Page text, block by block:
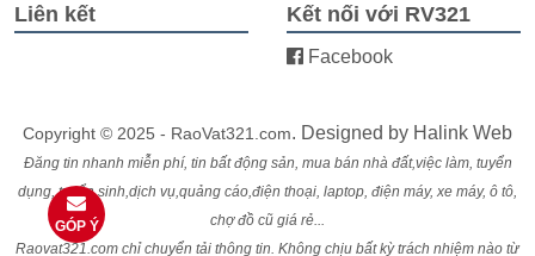
Liên kết Kết nối với RV321
Facebook
Copyright © 2025 - RaoVat321.com. Designed by Halink Web
Đăng tin nhanh miễn phí, tin bất động sản, mua bán nhà đất,việc làm, tuyển
dụng, tuyển sinh,dịch vụ,quảng cáo,điện thoại, laptop, điện máy, xe máy, ô tô,
chợ đồ cũ giá rẻ...
Raovat321.com chỉ chuyển tải thông tin. Không chịu bất kỳ trách nhiệm nào từ
GÓP Ý